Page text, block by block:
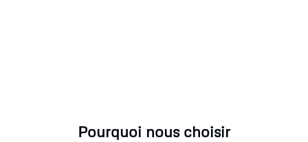
Pourquoi nous choisir